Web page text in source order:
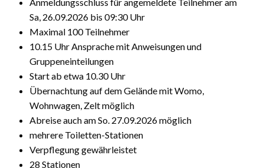
Sa, 26.09.2026 bis 09:30 Uhr
Maximal 100 Teilnehmer
10.15 Uhr Ansprache mit Anweisungen und
Gruppeneinteilungen
Start ab etwa 10.30 Uhr
Übernachtung auf dem Gelände mit Womo,
Wohnwagen, Zelt möglich
Abreise auch am So. 27.09.2026 möglich
mehrere Toiletten-Stationen
Verpflegung gewährleistet
28 Stationen